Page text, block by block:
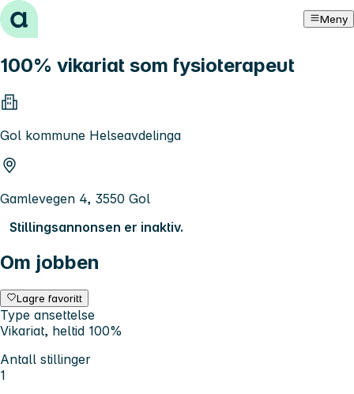
Hopp til innhold Meny
100% vikariat som fysioterapeut
Gol kommune Helseavdelinga
Gamlevegen 4, 3550 Gol
Stillingsannonsen er inaktiv.
Om jobben
Lagre favoritt
Type ansettelse
Vikariat, heltid 100%
Antall stillinger
1